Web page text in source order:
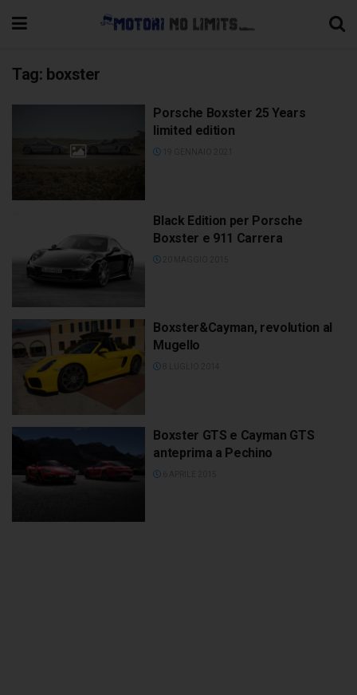
Tag: boxster
Porsche Boxster 25 Years
limited edition
Black Edition per Porsche
Boxster e 911 Carrera
Boxster&Cayman, revolution al
Mugello
Boxster GTS e Cayman GTS
anteprima a Pechino